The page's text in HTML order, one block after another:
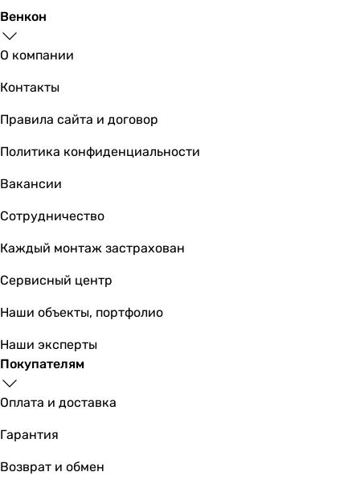
Венкон
О компании
Контакты
Правила сайта и договор
Политика конфиденциальности
Вакансии
Сотрудничество
Каждый монтаж застрахован
Сервисный центр
Наши объекты, портфолио
Наши эксперты
Покупателям
Оплата и доставка
Гарантия
Возврат и обмен